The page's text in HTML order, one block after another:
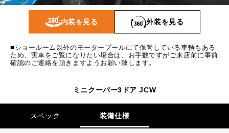
ボーナス月追加額 100,000 円
ボーナス月数 内装を見る 外装を見る
■ショールーム以外のモータープールにて保管している車輌もある
ため、実車をご覧になりたい場合は、お手数ですがご来店前に事前
確認のご連絡を頂きますようお願い致します。
ミニクーパー3ドア JCW
スペック 装備仕様